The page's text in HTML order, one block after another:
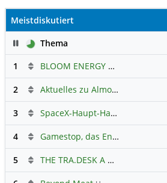
Meistdiskutiert
PauseThema
1
BLOOM ENERGY A
2 Aktuelles zu Almonty Industries
3 SpaceX-Haupt-Hauptforum
4 Gamestop, das Ende naht
5 THE TRA.DESK A DL-,000001